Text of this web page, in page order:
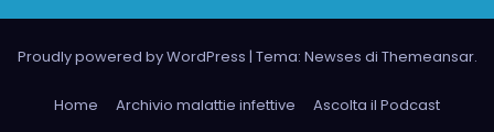
Proudly powered by WordPress | Tema: Newses di Themeansar.
Home Archivio malattie infettive
Ascolta il Podcast